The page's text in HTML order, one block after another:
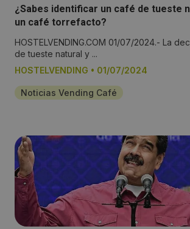
¿Sabes identificar un café de tueste
un café torrefacto?
HOSTELVENDING.COM 01/07/2024.- La
de tueste natural y ...
HOSTELVENDING • 01/07/2024
Noticias Vending Café